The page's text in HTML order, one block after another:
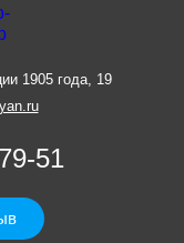
1905 года, 19
51